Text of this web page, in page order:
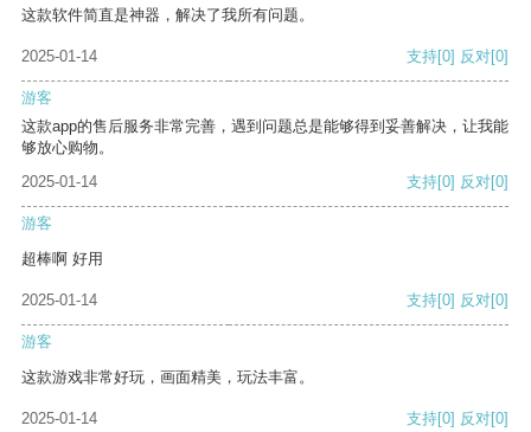
这款软件简直是神器，解决了我所有问题。
2025-01-14 支持[0] 反对[0]
游客
这款app的售后服务非常完善，遇到问题总是能够得到妥善解决，让我能
够放心购物。
2025-01-14
支持[0] 反对[0]
游客
超棒啊 好用
2025-01-14 支持[0] 反对[0]
游客
这款游戏非常好玩，画面精美，玩法丰富。
2025-01-14 支持[0] 反对[0]